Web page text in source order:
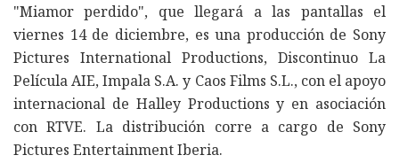
"Miamor perdido", que llegará a las pantallas el
viernes 14 de diciembre, es una producción de Sony
Pictures International Productions, Discontinuo La
Película AIE, Impala S.A. y Caos Films S.L., con el apoyo
internacional de Halley Productions y en asociación
con RTVE. La distribución corre a cargo de Sony
Pictures Entertainment Iberia.